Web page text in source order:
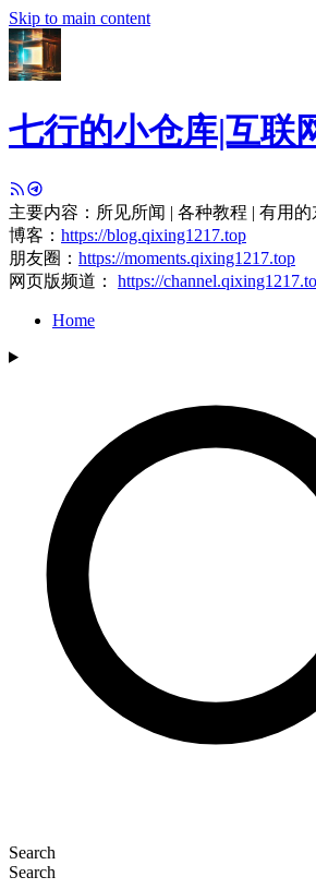
Skip to main content
七行的小仓库|互联
主要内容：所见所闻 | 各种教程 | 有用的
博客： https://blog.qixing1217.top
朋友圈： https://moments.qixing1217.top
网页版频道： https://
Home
Search
Search